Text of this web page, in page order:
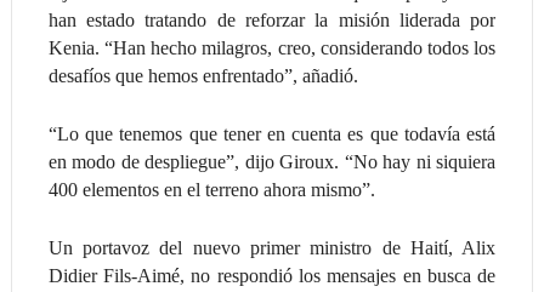
han estado tratando de reforzar la misión liderada por
Kenia. “Han hecho milagros, creo, considerando todos los
desafíos que hemos enfrentado”, añadió.
“Lo que tenemos que tener en cuenta es que todavía está
en modo de despliegue”, dijo Giroux. “No hay ni siquiera
400 elementos en el terreno ahora mismo”.
Un portavoz del nuevo primer ministro de Haití, Alix
Didier Fils-Aimé, no respondió los mensajes en busca de